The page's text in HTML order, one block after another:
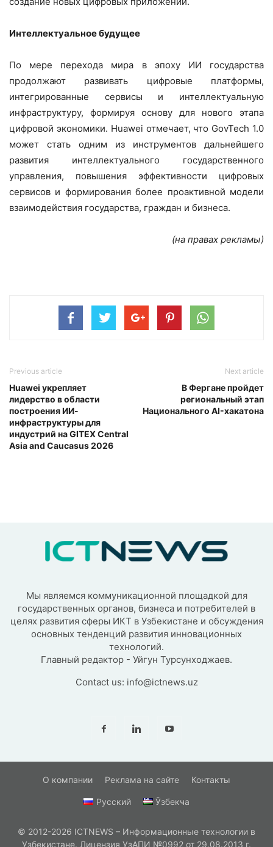
Интеллектуальное будущее
По мере перехода мира в эпоху ИИ государства
продолжают развивать цифровые платформы,
интегрированные сервисы и интеллектуальную
инфраструктуру, формируя основу для нового этапа
цифровой экономики. Huawei отмечает, что GovTech 1.0
может стать одним из инструментов дальнейшего
развития интеллектуального государственного
управления, повышения эффективности цифровых
сервисов и формирования более проактивной модели
взаимодействия государства, граждан и бизнеса.
(на правах рекламы)
Previous article
Huawei укрепляет
лидерство в области
построения ИИ-
инфраструктуры для
индустрий на GITEX Central
Asia and Caucasus 2026
Next article
В Фергане пройдет
региональный этап
Национального AI-хакатона
Мы являемся коммуникационной площадкой для
государственных органов, бизнеса и потребителей в
целях развития сферы ИКТ в Узбекистане и обсуждения
основных тенденций развития инновационных
технологий.
Главный редактор - Уйгун Турсунходжаев.
Contact us: info@ictnews.uz
О компании Реклама на сайте Контакты
Русский Ўзбекча
© 2012-2026 ICTNEWS – Информационные технологии в
Узбекистане. Лицензия УзАПИ №0992 от 29.08.2013 г.